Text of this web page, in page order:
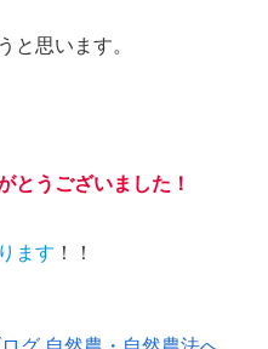
と思います。
とうございました！
ます ！！